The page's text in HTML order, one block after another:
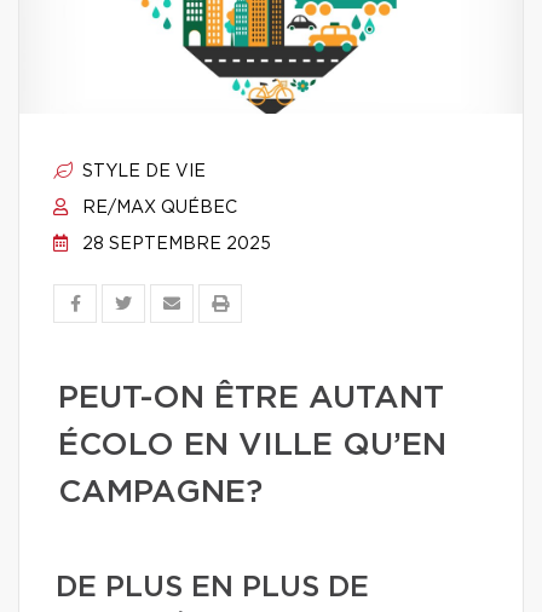
STYLE DE VIE
RE/MAX QUÉBEC
28 SEPTEMBRE 2025
PEUT-ON ÊTRE AUTANT
ÉCOLO EN VILLE QU’EN
CAMPAGNE?
DE PLUS EN PLUS DE